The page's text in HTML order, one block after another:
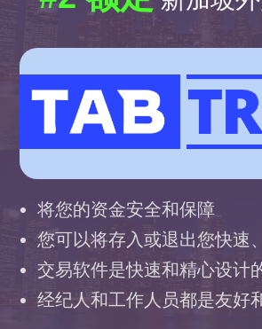
将您的资金安全和保障
您可以将存入或退出您快速
交易软件是快速和精心设计
经纪人和工作人员都是友好